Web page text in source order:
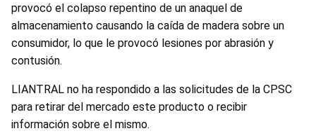
provocó el colapso repentino de un anaquel de
almacenamiento causando la caída de madera sobre un
consumidor, lo que le provocó lesiones por abrasión y
contusión.
LIANTRAL no ha respondido a las solicitudes de la CPSC
para retirar del mercado este producto o recibir
información sobre el mismo.